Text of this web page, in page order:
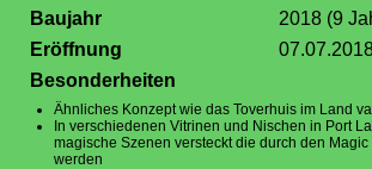
Baujahr
2018 (9
Eröffnung
Besonderheiten
Ähnliches Konzept wie das Toverhuis im Land
In verschiedenen Vitrinen und Nischen in Port
magische Szenen versteckt die durch den
werden